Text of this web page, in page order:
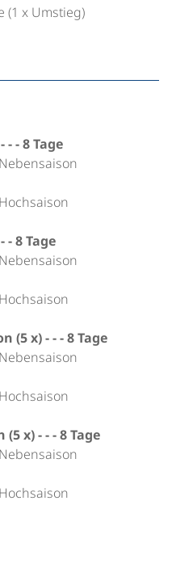
(1 x Umstieg)
- 8 Tage
8 Tage
(5 x) - - - 8 Tage
x) - - - 8 Tage